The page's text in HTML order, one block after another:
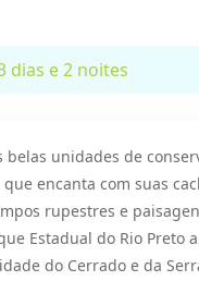
dias e 2 noites
belas unidades de
encanta com suas
rupestres e
Estadual do Rio Preto
do Cerrado e da